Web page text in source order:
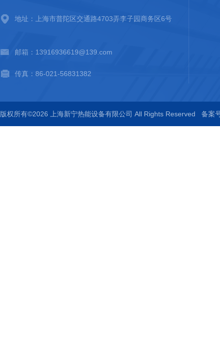
地址：上海市普陀区交通路4703弄李子园商务区6号
邮箱：13916936619@139.com
传真：86-021-56831382
版权所有©2026 上海新宁热能设备有限公司 All Rights Reserved 备案